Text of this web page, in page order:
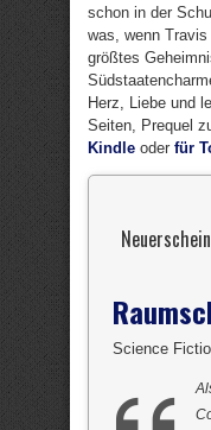
schon in der
was, wenn
größtes
Herz, Liebe und
Seiten, Prequel
Kindle oder für
Science